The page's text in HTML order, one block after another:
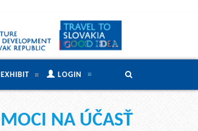
LOGIN
NA ÚČASŤ